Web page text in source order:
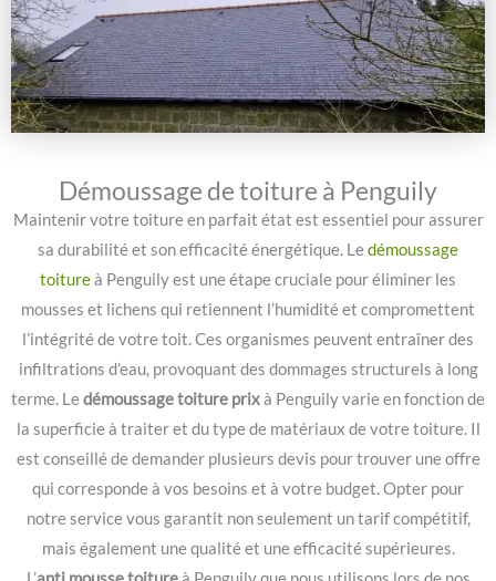
Démoussage de toiture à Penguily
Maintenir votre toiture en parfait état est essentiel pour assurer
sa durabilité et son efficacité énergétique. Ledémoussage
toitureà Penguily est une étape cruciale pour éliminer les
mousses et lichens qui retiennent l’humidité et compromettent
l’intégrité de votre toit. Ces organismes peuvent entraîner des
infiltrations d’eau, provoquant des dommages structurels à long
terme. Ledémoussage toiture prixà Penguily varie en fonction de
la superficie à traiter et du type de matériaux de votre toiture. Il
est conseillé de demander plusieurs devis pour trouver une offre
qui corresponde à vos besoins et à votre budget. Opter pour
notre service vous garantit non seulement un tarif compétitif,
mais également une qualité et une efficacité supérieures.